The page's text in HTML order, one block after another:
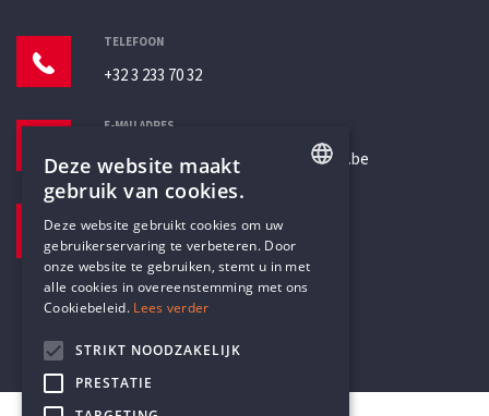
TELEFOON
+32 3 233 70 32
E-MAILADRES
secretariaat@humanistischverbond.be
Pottenbrug 4
Antwerpen, 2000
DUTCH
Deze website maakt
gebruik van cookies.
Deze website gebruikt cookies om uw
gebruikerservaring te verbeteren. Door
onze website te gebruiken, stemt u in met
alle cookies in overeenstemming met ons
Cookiebeleid. Lees verder
STRIKT NOODZAKELIJK
PRESTATIE